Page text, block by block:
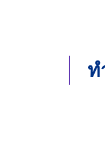
ท